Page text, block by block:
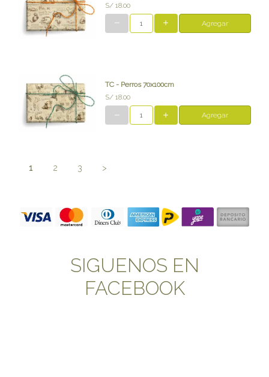
S/ 18.00
Agregar
TC - Perros 70x100cm
S/ 18.00
Agregar
1 2 3 >
SIGUENOS EN
FACEBOOK